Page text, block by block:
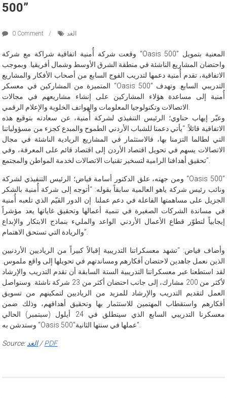
500”
0 Comment الغد
وقعت شركة أُمنية اتفاقية شراكة مع شركة “Oasis 500” المعنية بتمويل
واحتضان المشاريع الناشئة في منطقة الشرق الأوسط وشمال أفريقيا. وبموجب
الاتفاقية، تقدم أُمنية دعمها لتدريب الفوج السابع من أصحاب الأفكار والمشاريع
المتميزة من المشاركين في معسكر “Oasis 500” التدريبي السابع. وتهدف
أُمنية إلى مساعدة هؤلاء المشاركين على إنشاء مشاريعهم في مجالات
الاتصالات وتكنولوجيا المعلومات والهواتف الخلوية والإعلام الرقمي.
وعبّر إيهاب حناوي؛ الرئيس التنفيذي لشركة أُمنية، عن سعادته بتوقيع هذه
الاتفاقية قائلاً: “يأتي دعمنا للشباب الأردني الطموح والمبدع كجزء من مسؤولياتنا
التي لطالما التزمنا بها، فالاستثمار في المشاريع الريادية الناشئة في مجال
الاتصالات يسهم في تحويل اقتصاد الأردن إلى اقتصاد قائم على المعرفة، وفي
تحقيق أهدافنا الرامية لتسخير تقنيات الاتصالات لخدمة المواطن والمجتمع”.
ومن جهته، علق الدكتور أسامة فياض؛ الرئيس التنفيذي لشركة “Oasis 500”
ونائب رئيس شركة ياهو العالمية سابقاً بقوله: “أتوجه إلى شركة أُمنية بالشكر
الجزيل على مساهمتها الفاعلة في دعم عملنا. إن الدور القيّم الذي تلعبه أُمنية
في مساندة الشركات الصغيرة في تنمية أعمالها وتحقيق غاياتها يعد مؤشراً
إيجابياً لتطوّر قطاع الأعمال الأردني الواعد والمليء بنماذج الابتكار والإبداع
والريادة التي تستحق الاهتمام”.
وأضاف فياض: “تشهد معسكراتنا التدريبية إقبالاً كبيراً من الرياديين الأردنيين
الذين نعمل جاهدين لاحتضان أفكارهم ومساندتهم في تحويلها إلى واقع ملموس.
لقد استطعنا عبر معسكراتنا التدريبية الستة السابقة أن نقدم التدريب والإرشاد
لأكثر من 200 مشارك، إلى جانب احتضان أكثر من 23 شركة ناشئة. وسنواصل
العمل لتقديم التدريب والإرشاد للمزيد من الرياديين لتمكينهم من تسويق
أفكارهم واستقطاب المهتمين للاستثمار بها وتحقيق أهدافهم، وذلك ضمن
معسكرنا التدريبي السابع الذي سينطلق في 24 أيلول (سبتمبر) الحالي
وستدشن به “Oasis 500″عملها في سنتها الثانية”.
Source:الغد/PDF